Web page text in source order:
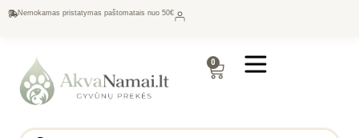
Nemokamas pristatymas paštomatais nuo 50€
0